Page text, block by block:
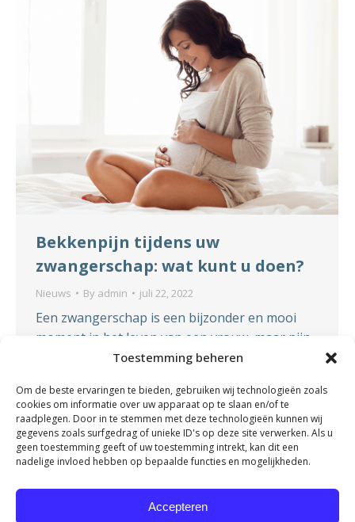
Toestemming beheren
Om de beste ervaringen te bieden, gebruiken wij technologieën zoals
cookies om informatie over uw apparaat op te slaan en/of te
raadplegen. Door in te stemmen met deze technologieën kunnen wij
gegevens zoals surfgedrag of unieke ID's op deze site verwerken. Als u
geen toestemming geeft of uw toestemming intrekt, kan dit een
nadelige invloed hebben op bepaalde functies en mogelijkheden.
Accepteren
Bekkenpijn tijdens uw
zwangerschap: wat kunt u doen?
Nieuws By admin juli 22, 2022
Een zwangerschap is een bijzonder en mooi
moment in het leven van een vrouw, maar pijn
in het bekken is een veel voorkomend
u doen om bekkenklachten te verminderen?
Onze bekken(bodem)specialist vertelt hier
meer over. Wanneer krijgt u last van lage
rugpijn en bekkenklachten tijdens uw